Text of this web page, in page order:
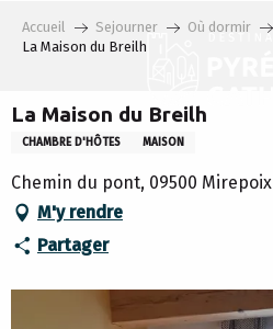
Accueil Sejourner Où dormir
La Maison du Breilh
La Maison du Breilh
CHAMBRE D'HÔTES MAISON
Chemin du pont, 09500 Mirepoix
M'y rendre
Partager